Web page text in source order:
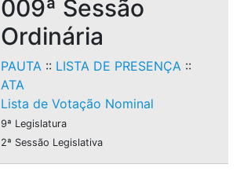
009ª Sessão
Ordinária
PAUTA:: LISTA DE PRESENÇA::
ATA
Lista de Votação Nominal
9ª Legislatura
2ª Sessão Legislativa